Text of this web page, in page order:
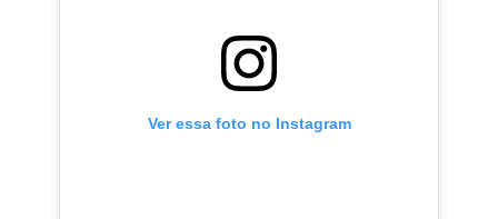
Ver essa foto no Instagram